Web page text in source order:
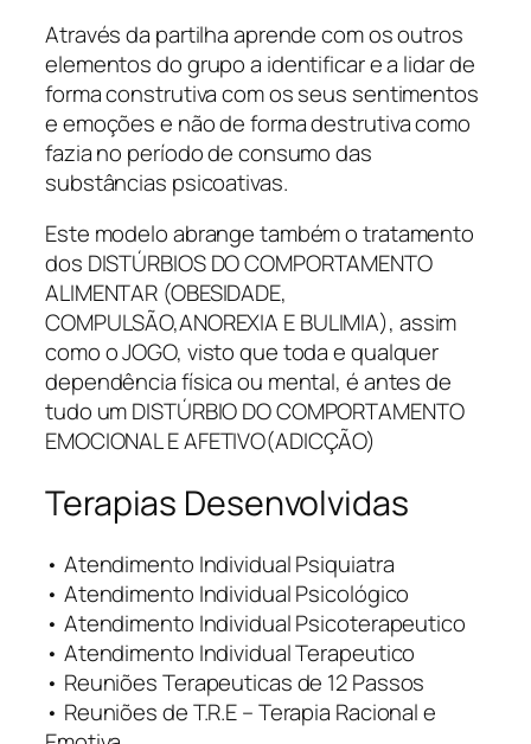
Através da partilha aprende com os outros
elementos do grupo a identificar e a lidar de
forma construtiva com os seus sentimentos
e emoções e não de forma destrutiva como
fazia no período de consumo das
substâncias psicoativas.
Este modelo abrange também o tratamento
dos DISTÚRBIOS DO COMPORTAMENTO
ALIMENTAR (OBESIDADE,
COMPULSÃO,ANOREXIA E BULIMIA), assim
como o JOGO, visto que toda e qualquer
dependência física ou mental, é antes de
tudo um DISTÚRBIO DO COMPORTAMENTO
EMOCIONAL E AFETIVO(ADICÇÃO)
Terapias Desenvolvidas
• Atendimento Individual Psiquiatra
• Atendimento Individual Psicológico
• Atendimento Individual Psicoterapeutico
• Atendimento Individual Terapeutico
• Reuniões Terapeuticas de 12 Passos
• Reuniões de T.R.E – Terapia Racional e